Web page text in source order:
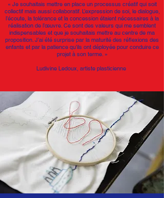
« Je souhaitais mettre en place un processus créatif qui soit
collectif mais aussi collaboratif. L’expression de soi, le dialogue,
l’écoute, la tolérance et la concession étaient nécessaires à la
réalisation de l’œuvre. Ce sont des valeurs qui me semblent
indispensables et que je souhaitais mettre au centre de ma
proposition. J’ai été surprise par la maturité des réﬂexions des
enfants et par la patience qu’ils ont déployée pour conduire ce
projet à son terme. »
Ludivine Ledoux, artiste plasticienne